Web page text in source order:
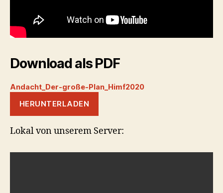
Download als PDF
Andacht_Der-große-Plan_Himf2020
HERUNTERLADEN
Lokal von unserem Server: